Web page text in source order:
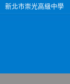
新北市崇光高級中學